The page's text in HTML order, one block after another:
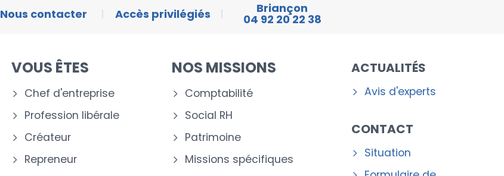
Nous contacter Accès privilégiés Briançon
04 92 20 22 38
VOUS ÊTES
Chef d'entreprise
Profession libérale
Créateur
Repreneur
NOS MISSIONS
Comptabilité
Social RH
Patrimoine
Missions spécifiques
ACTUALITÉS
Avis d'experts
CONTACT
Situation